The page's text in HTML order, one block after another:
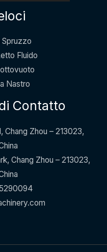
Spruzzo
Fluido
Nastro
Contatto
Chang Zhou – 213023,
Chang Zhou – 213023,